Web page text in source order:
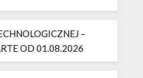
–
OD 01.08.2026